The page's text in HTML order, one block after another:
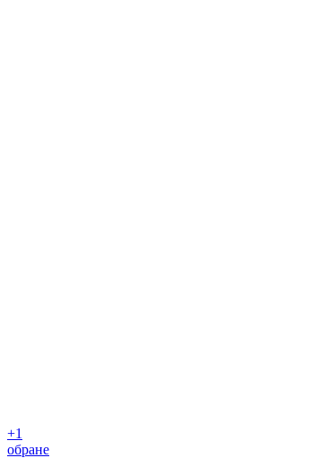
+1
обране